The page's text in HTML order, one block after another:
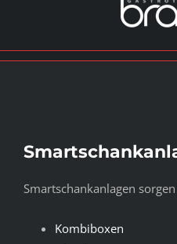
Smartschankanlagen
Kombiboxen